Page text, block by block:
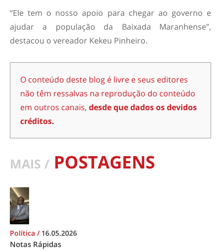
“Ele tem o nosso apoio para chegar ao governo e
ajudar a população da Baixada Maranhense”,
destacou o vereador Kekeu Pinheiro.
O conteúdo deste blog é livre e seus editores
não têm ressalvas na reprodução do conteúdo
em outros canais, desde que dados os devidos
créditos.
MAIS / POSTAGENS
Política / 16.05.2026
Notas Rápidas